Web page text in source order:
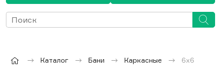
Каталог Бани Каркасные 6x6